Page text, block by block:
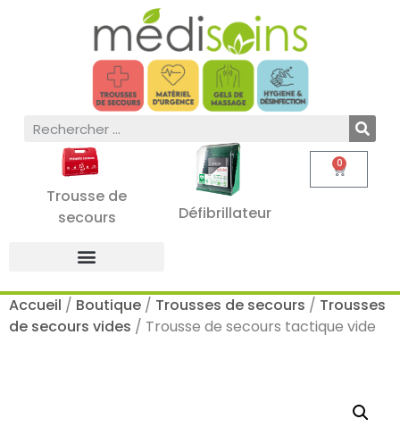
Trousse de
secours
Défibrillateur
0
Accueil / Boutique / Trousses de secours / Trousses
de secours vides / Trousse de secours tactique vide